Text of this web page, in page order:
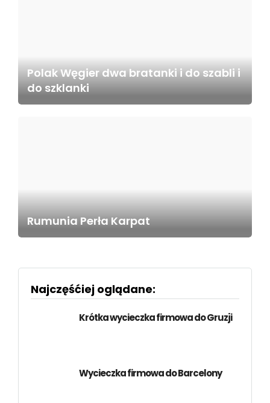
Polak Węgier dwa bratanki i do szabli i
do szklanki
Rumunia Perła Karpat
Najczęśćiej oglądane:
Krótka wycieczka firmowa do Gruzji
Wycieczka firmowa do Barcelony